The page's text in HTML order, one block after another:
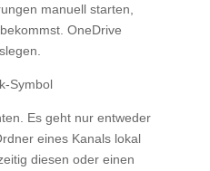
manuell starten,
OneDrive
Es geht nur entweder
eines Kanals lokal
diesen oder einen